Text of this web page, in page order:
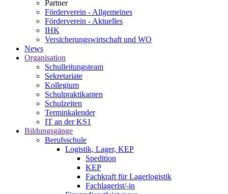
Partner
Förderverein - Allgemeines
Förderverein - Aktuelles
IHK
Versicherungswirtschaft und WO
News
Organisation
Schulleitungsteam
Sekretariate
Kollegium
Schulpraktikanten
Schulzeiten
Terminkalender
IT an der KS1
Bildungsgänge
Berufsschule
Logistik, Lager, KEP
Spedition
KEP
Fachkraft für Lagerlogistik
Fachlagerist/-in